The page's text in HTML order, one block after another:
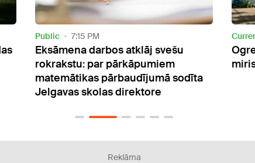
Current 3:56 PM
Ogres Kalna pamatskolā darba laikā
miris tehniskais darbinieks
Reklāma